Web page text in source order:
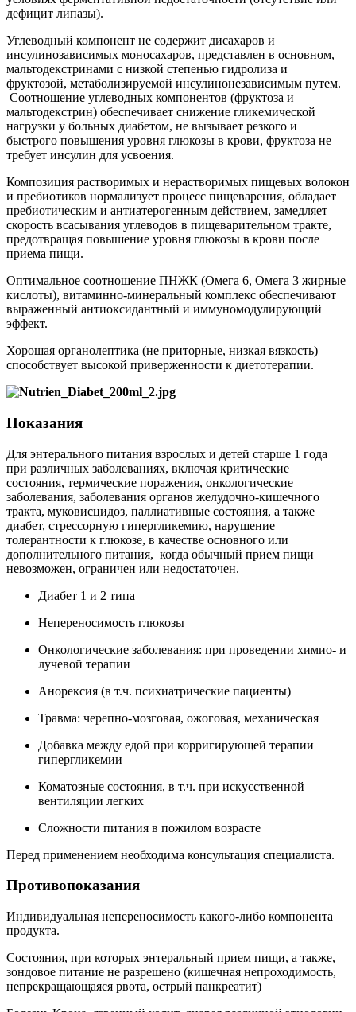
дефицит липазы).
Углеводный компонент не содержит дисахаров и
инсулинозависимых моносахаров, представлен в основном,
мальтодекстринами с низкой степенью гидролиза и
фруктозой, метаболизируемой инсулинонезависимым путем.
Соотношение углеводных компонентов (фруктоза и
мальтодекстрин) обеспечивает снижение гликемической
нагрузки у больных диабетом, не вызывает резкого и
быстрого повышения уровня глюкозы в крови, фруктоза не
требует инсулин для усвоения.
Композиция растворимых и нерастворимых пищевых волокон
и пребиотиков нормализует процесс пищеварения, обладает
пребиотическим и антиатерогенным действием, замедляет
скорость всасывания углеводов в пищеварительном тракте,
предотвращая повышение уровня глюкозы в крови после
приема пищи.
Оптимальное соотношение ПНЖК (Омега 6, Омега 3 жирные
кислоты), витаминно-минеральный комплекс обеспечивают
выраженный антиоксидантный и иммуномодулирующий
эффект.
Хорошая органолептика (не приторные, низкая вязкость)
способствует высокой приверженности к диетотерапии.
Показания
Для энтерального питания взрослых и детей старше 1 года
при различных заболеваниях, включая критические
состояния, термические поражения, онкологические
заболевания, заболевания органов желудочно-кишечного
тракта, муковисцидоз, паллиативные состояния, а также
диабет, стрессорную гипергликемию, нарушение
толерантности к глюкозе, в качестве основного или
дополнительного питания, когда обычный прием пищи
невозможен, ограничен или недостаточен.
Диабет 1 и 2 типа
Непереносимость глюкозы
Онкологические заболевания: при проведении химио- и
лучевой терапии
Анорексия (в т.ч. психиатрические пациенты)
Травма: черепно-мозговая, ожоговая, механическая
Добавка между едой при корригирующей терапии
гипергликемии
Коматозные состояния, в т.ч. при искусственной
вентиляции легких
Сложности питания в пожилом возрасте
Перед применением необходима консультация специалиста.
Противопоказания
Индивидуальная непереносимость какого-либо компонента
продукта.
Состояния, при которых энтеральный прием пищи, а также,
зондовое питание не разрешено (кишечная непроходимость,
непрекращающаяся рвота, острый панкреатит)